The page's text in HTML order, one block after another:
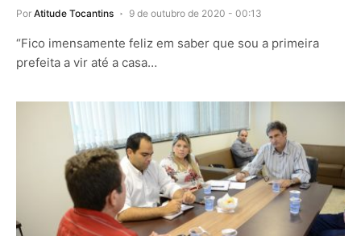
Por Atitude Tocantins 9 de outubro de 2020 - 00:13
“Fico imensamente feliz em saber que sou a primeira
prefeita a vir até a casa…